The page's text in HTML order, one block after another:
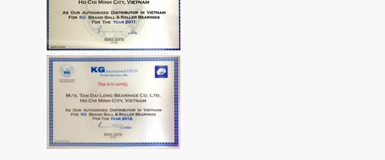
VÒNG BI / BẠC ĐẠN
CHÀ TRÒN 51106